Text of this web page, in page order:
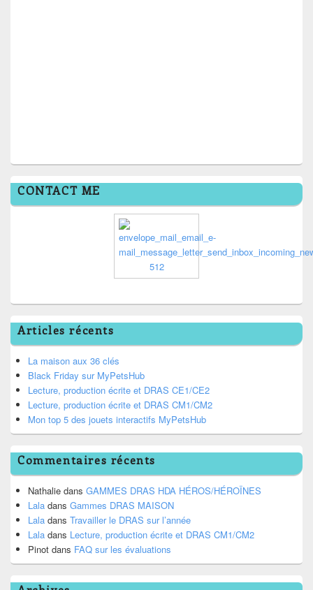
CONTACT ME
Articles récents
La maison aux 36 clés
Black Friday sur MyPetsHub
Lecture, production écrite et DRAS CE1/CE2
Lecture, production écrite et DRAS CM1/CM2
Mon top 5 des jouets interactifs MyPetsHub
Commentaires récents
Nathalie dans GAMMES DRAS HDA HÉROS/HÉROÏNES
Lala dans Gammes DRAS MAISON
Lala dans Travailler le DRAS sur l’année
Lala dans Lecture, production écrite et DRAS CM1/CM2
Pinot dans FAQ sur les évaluations